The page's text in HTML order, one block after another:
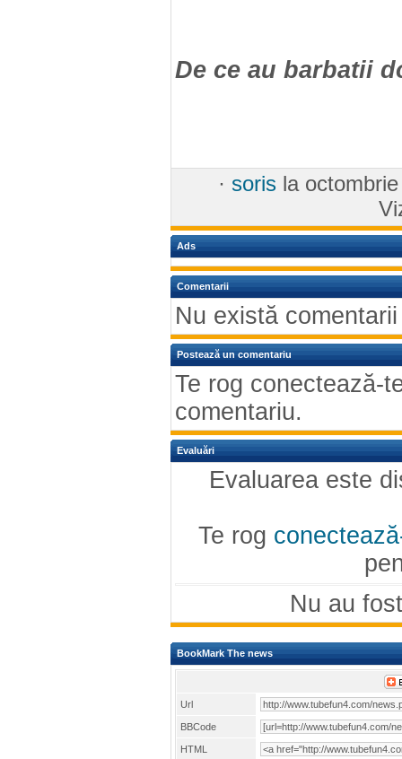
De ce au barbatii
· sorisla octombrie
Ads
Comentarii
Nu există
Postează un comentariu
Te rog conectează-
comentariu.
Evaluări
Evaluarea este
Te rog
Nu au
BookMark The news
Url
BBCode
HTML